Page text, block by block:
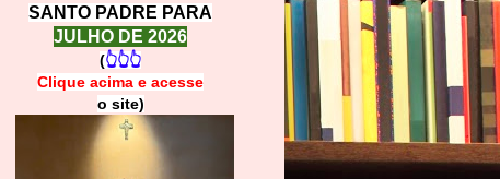
SANTO PADRE PARA
JULHO DE 2026
(👆👆👆
Clique acima e acesse
o site)